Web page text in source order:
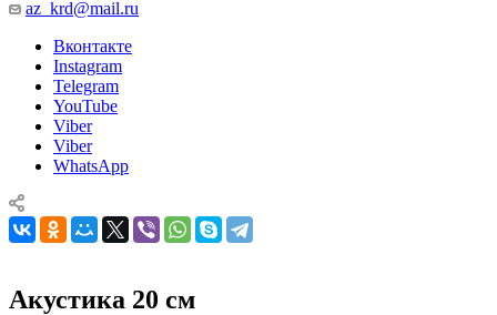
az_krd@mail.ru
Вконтакте
Instagram
Telegram
YouTube
Viber
Viber
WhatsApp
Акустика 20 см